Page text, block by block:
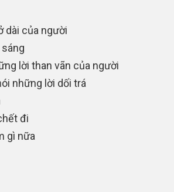
dài của người
lời than vãn của người
những lời dối trá
đi
gì nữa